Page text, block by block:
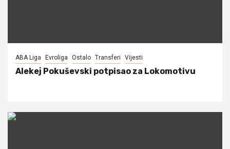
ABA Liga Evroliga Ostalo Transferi Vijesti
Alekej Pokuševski potpisao za Lokomotivu